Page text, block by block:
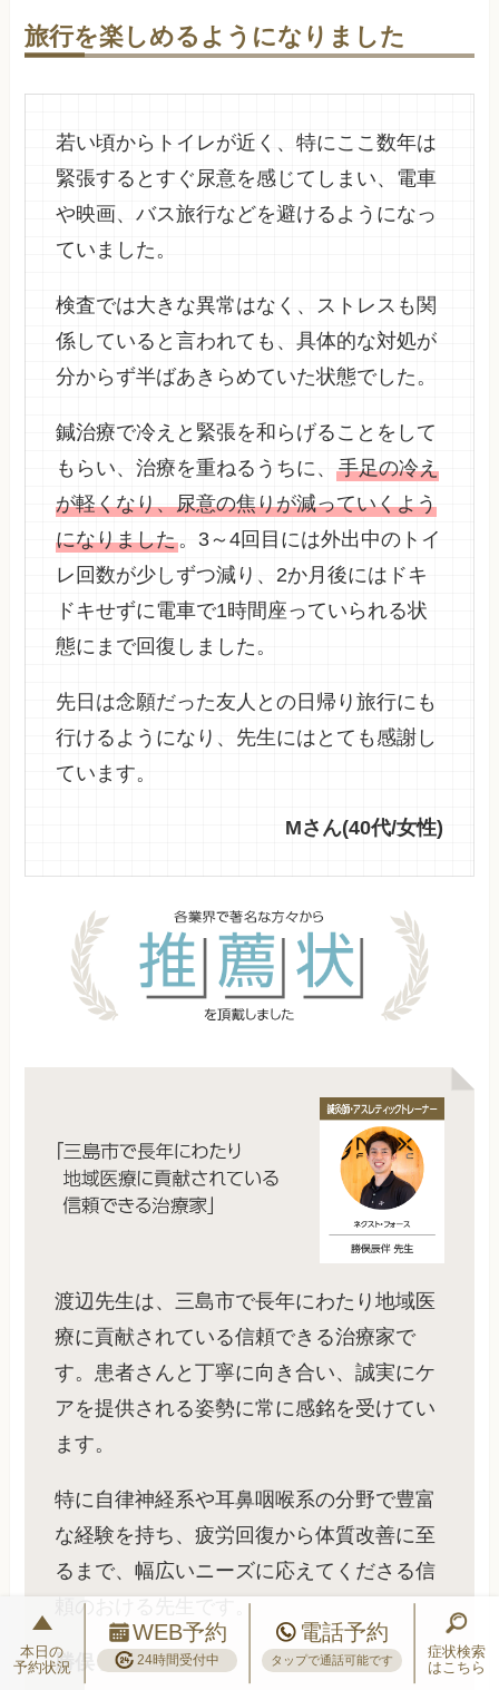
旅行を楽しめるようになりました
若い頃からトイレが近く、特にここ数年は
緊張するとすぐ尿意を感じてしまい、電車
や映画、バス旅行などを避けるようになっ
ていました。
検査では大きな異常はなく、ストレスも関
係していると言われても、具体的な対処が
分からず半ばあきらめていた状態でした。
鍼治療で冷えと緊張を和らげることをして
もらい、治療を重ねるうちに、手足の冷え
が軽くなり、尿意の焦りが減っていくよう
になりました。3～4回目には外出中のトイ
レ回数が少しずつ減り、2か月後にはドキ
ドキせずに電車で1時間座っていられる状
態にまで回復しました。
先日は念願だった友人との日帰り旅行にも
行けるようになり、先生にはとても感謝し
ています。
Mさん(40代/女性)
渡辺先生は、三島市で長年にわたり地域医
療に貢献されている信頼できる治療家で
す。患者さんと丁寧に向き合い、誠実にケ
アを提供される姿勢に常に感銘を受けてい
ます。
特に自律神経系や耳鼻咽喉系の分野で豊富
な経験を持ち、疲労回復から体質改善に至
るまで、幅広いニーズに応えてくださる信
頼のおける先生です。
勝俣 辰伴 先生
本日の
予約状況
WEB予約
24時間受付中
電話予約
タップで通話可能です
症状検索
はこちら